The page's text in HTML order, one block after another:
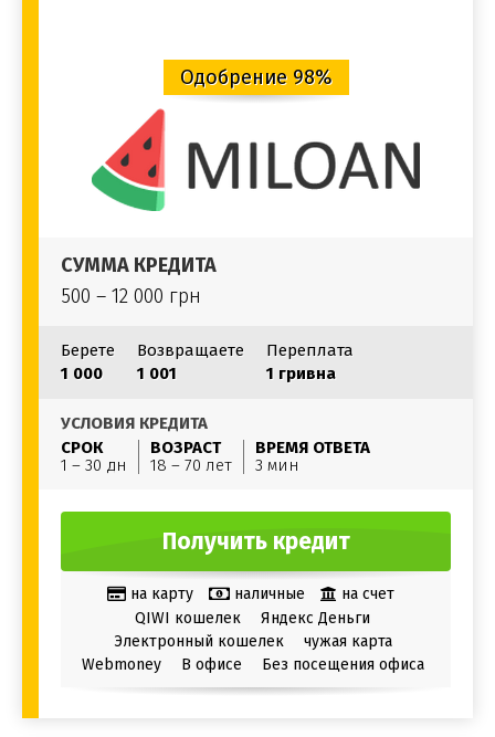
Одобрение 98%
СУММА КРЕДИТА
500 – 12 000 грн
Берете
1 000
Возвращаете
1 001
Переплата
1 гривна
УСЛОВИЯ КРЕДИТА
СРОК
1 – 30 дн
ВОЗРАСТ
18 – 70 лет
ВРЕМЯ ОТВЕТА
3 мин
Получить кредит
на карту наличные
на счет
QIWI кошелек
Яндекс Деньги
Электронный кошелек
чужая карта
Webmoney
В офисе Без посещения офиса